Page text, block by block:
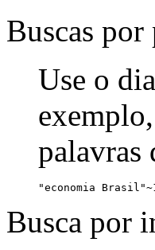
Buscas
Use o
palavras
"economia
Busca por